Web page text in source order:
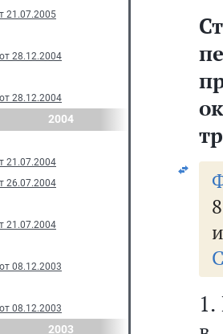
21.07.2005
28.12.2004
28.12.2004
2004
21.07.2004
26.07.2004
21.07.2004
08.12.2003
08.12.2003
2003